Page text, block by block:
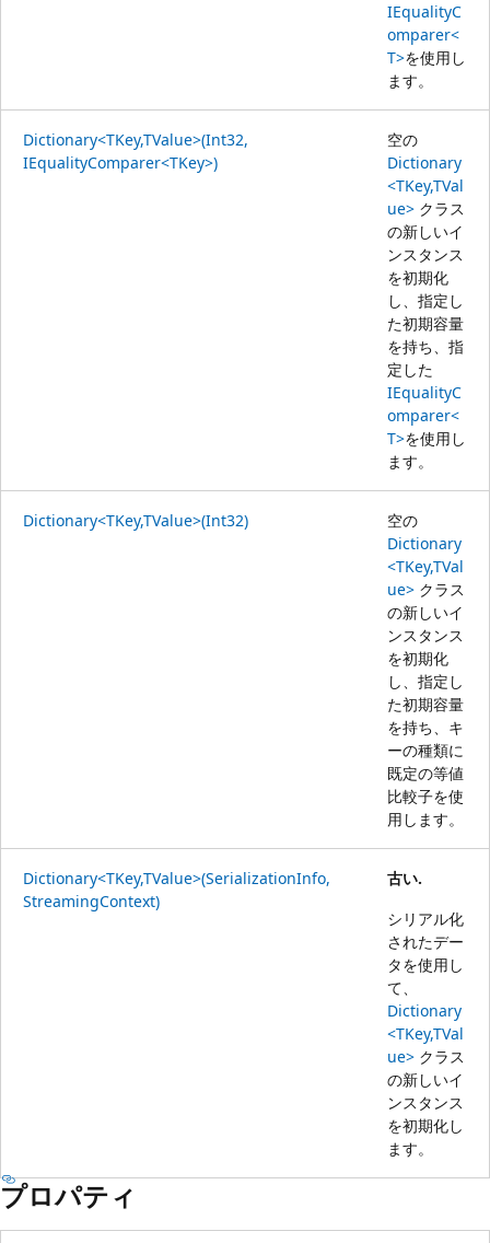
IEqualityC
omparer<
T>を使用し
ます。
Dictionary<TKey,TValue>(Int32,
IEqualityComparer<TKey>)
空の
Dictionary
<TKey,TVal
ue> クラス
の新しいイ
ンスタンス
を初期化
し、指定し
た初期容量
を持ち、指
定した
IEqualityC
omparer<
T>を使用し
ます。
Dictionary<TKey,TValue>(Int32)
空の
Dictionary
<TKey,TVal
ue> クラス
の新しいイ
ンスタンス
を初期化
し、指定し
た初期容量
を持ち、キ
ーの種類に
既定の等値
比較子を使
用します。
Dictionary<TKey,TValue>(SerializationInfo,
StreamingContext)
古い.
シリアル化
されたデー
タを使用し
て、
Dictionary
<TKey,TVal
ue> クラス
の新しいイ
ンスタンス
を初期化し
ます。
プロパティ